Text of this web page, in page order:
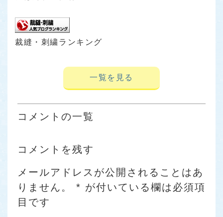
裁縫・刺繍ランキング
一覧を見る
コメントの一覧
コメントを残す
メールアドレスが公開されることはあ
りません。
* が付いている欄は必須項
目です